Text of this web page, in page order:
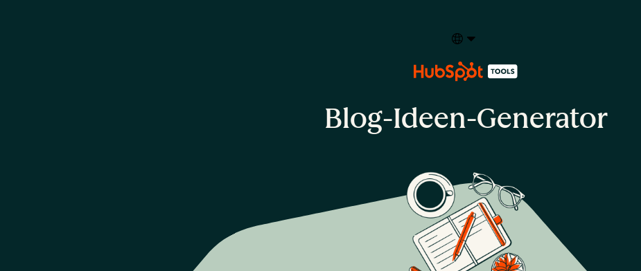
Select your language
Blog-Ideen-Generator